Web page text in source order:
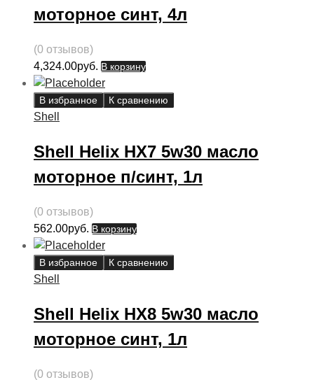
моторное синт, 4л
(0 отзывов)
4,324.00руб. В корзину
В избранное К сравнению
Shell
Shell Helix HX7 5w30 масло
моторное п/синт, 1л
(0 отзывов)
562.00руб. В корзину
В избранное К сравнению
Shell
Shell Helix HX8 5w30 масло
моторное синт, 1л
(0 отзывов)